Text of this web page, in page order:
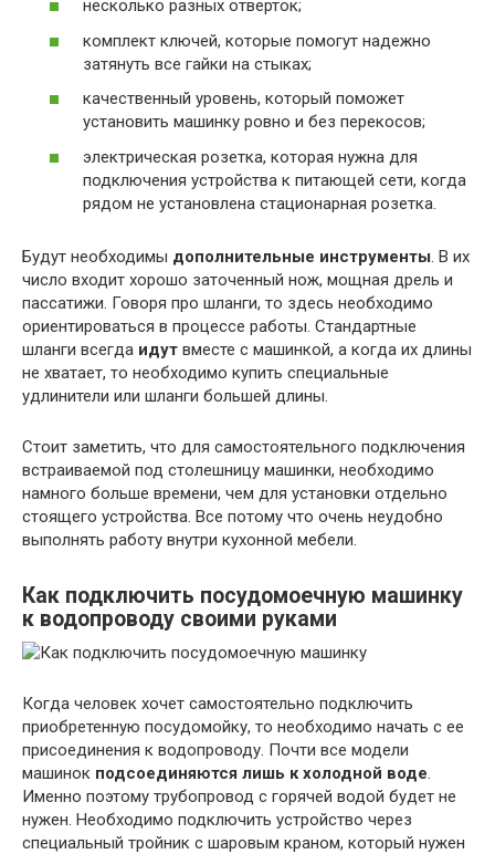
несколько разных отверток;
комплект ключей, которые помогут надежно
затянуть все гайки на стыках;
качественный уровень, который поможет
установить машинку ровно и без перекосов;
электрическая розетка, которая нужна для
подключения устройства к питающей сети, когда
рядом не установлена стационарная розетка.
Будут необходимы дополнительные инструменты. В их
число входит хорошо заточенный нож, мощная дрель и
пассатижи. Говоря про шланги, то здесь необходимо
ориентироваться в процессе работы. Стандартные
шланги всегда идут вместе с машинкой, а когда их длины
не хватает, то необходимо купить специальные
удлинители или шланги большей длины.
Стоит заметить, что для самостоятельного подключения
встраиваемой под столешницу машинки, необходимо
намного больше времени, чем для установки отдельно
стоящего устройства. Все потому что очень неудобно
выполнять работу внутри кухонной мебели.
Как подключить посудомоечную машинку
к водопроводу своими руками
Когда человек хочет самостоятельно подключить
приобретенную посудомойку, то необходимо начать с ее
присоединения к водопроводу. Почти все модели
машинок подсоединяются лишь к холодной воде.
Именно поэтому трубопровод с горячей водой будет не
нужен. Необходимо подключить устройство через
специальный тройник с шаровым краном, который нужен